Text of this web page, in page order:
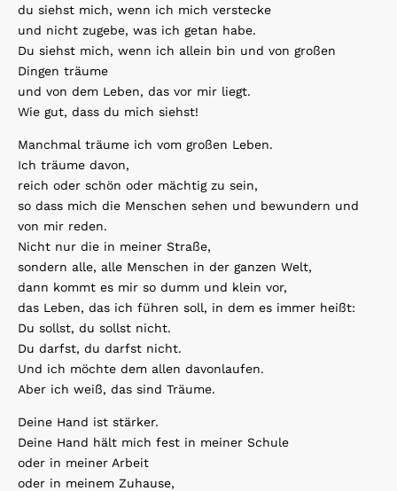
du siehst mich, wenn ich mich verstecke
und nicht zugebe, was ich getan habe.
Du siehst mich, wenn ich allein bin und von großen
Dingen träume
und von dem Leben, das vor mir liegt.
Wie gut, dass du mich siehst!
Manchmal träume ich vom großen Leben.
Ich träume davon,
reich oder schön oder mächtig zu sein,
so dass mich die Menschen sehen und bewundern und
von mir reden.
Nicht nur die in meiner Straße,
sondern alle, alle Menschen in der ganzen Welt,
dann kommt es mir so dumm und klein vor,
das Leben, das ich führen soll, in dem es immer heißt:
Du sollst, du sollst nicht.
Du darfst, du darfst nicht.
Und ich möchte dem allen davonlaufen.
Aber ich weiß, das sind Träume.
Deine Hand ist stärker.
Deine Hand hält mich fest in meiner Schule
oder in meiner Arbeit
oder in meinem Zuhause,